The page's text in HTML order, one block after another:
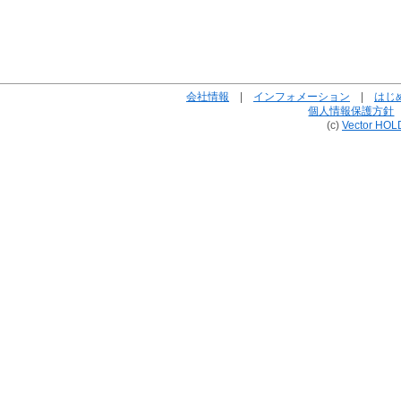
会社情報 | インフォメーション | はじ
個人情報保護方針
(c) Vector